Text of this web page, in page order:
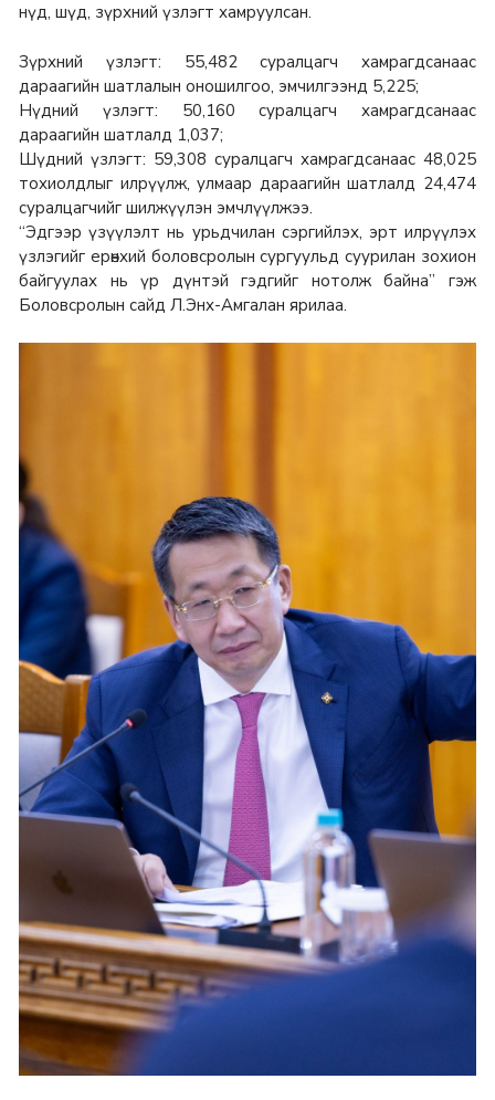
нүд, шүд, зүрхний үзлэгт хамруулсан.
Зүрхний үзлэгт: 55,482 суралцагч хамрагдсанаас
дараагийн шатлалын оношилгоо, эмчилгээнд 5,225;
Нүдний үзлэгт: 50,160 суралцагч хамрагдсанаас
дараагийн шатлалд 1,037;
Шүдний үзлэгт: 59,308 суралцагч хамрагдсанаас 48,025
тохиолдлыг илрүүлж, улмаар дараагийн шатлалд 24,474
суралцагчийг шилжүүлэн эмчлүүлжээ.
“Эдгээр үзүүлэлт нь урьдчилан сэргийлэх, эрт илрүүлэх
үзлэгийг ерөнхий боловсролын сургуульд суурилан зохион
байгуулах нь үр дүнтэй гэдгийг нотолж байна” гэж
Боловсролын сайд Л.Энх-Амгалан ярилаа.